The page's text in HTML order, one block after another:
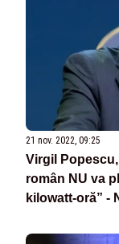
21 nov. 2022, 09:25
Virgil
român NU va
kilowatt-oră” -